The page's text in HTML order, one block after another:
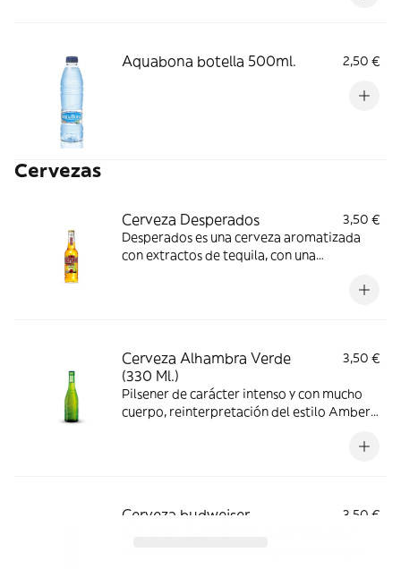
Aquabona botella 500ml. 2,50 €
Cervezas
Cerveza Desperados
3,50 €
Desperados es una cerveza aromatizada
con extractos de tequila, con una
Cerveza Alhambra Verde
(330 Ml.)
3,50 €
Pilsener de carácter intenso y con mucho
cuerpo, reinterpretación del estilo Amber
Cerveza budweiser
3,50 €